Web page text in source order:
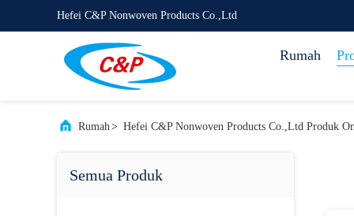
Hefei C&P Nonwoven Products Co.,Ltd
Rumah
Rumah> Hefei C&P Nonwoven Products Co.,Ltd Produk
Semua Produk